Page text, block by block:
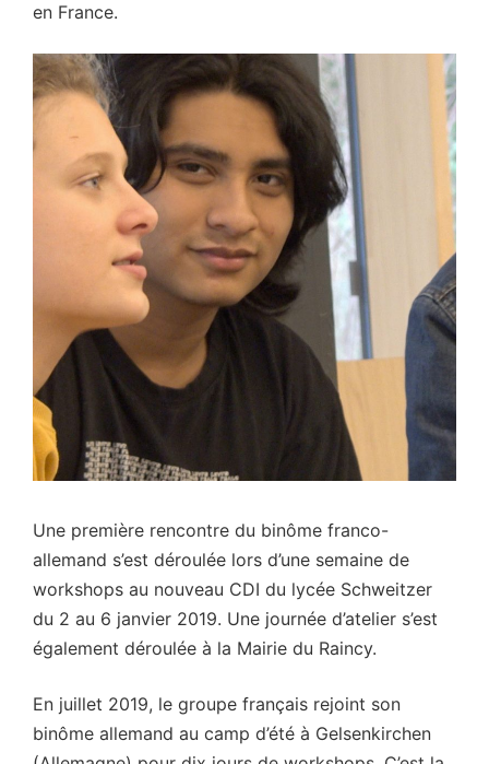
en France.
Une première rencontre du binôme franco-
allemand s’est déroulée lors d’une semaine de
workshops au nouveau CDI du lycée Schweitzer
du 2 au 6 janvier 2019. Une journée d’atelier s’est
également déroulée à la Mairie du Raincy.
En juillet 2019, le groupe français rejoint son
binôme allemand au camp d’été à Gelsenkirchen